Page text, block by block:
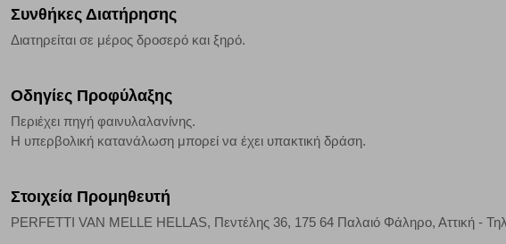
Συνθήκες Διατήρησης
Διατηρείται σε μέρος δροσερό και ξηρό.
Οδηγίες Προφύλαξης
Περιέχει πηγή φαινυλαλανίνης.
Η υπερβολική κατανάλωση μπορεί να έχει υπακτική δράση.
Στοιχεία Προμηθευτή
PERFETTI VAN MELLE HELLAS, Πεντέλης 36, 175 64 Παλαιό Φάληρο, Αττική -